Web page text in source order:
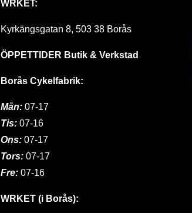
WRKET:
Kyrkängsgatan 8, 503 38 Borås
ÖPPETTIDER Butik & Verkstad
Borås Cykelfabrik:
Mån: 07-17
Tis: 07-16
Ons:07-17
Tors: 07-17
Fre: 07-16
WRKET (i Borås):